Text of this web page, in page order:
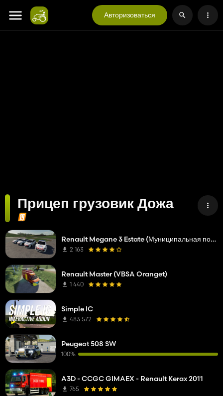
Авторизоваться
Прицеп грузовик Дожа
Renault Megane 3 Estate (Муниципальная полиция)
2 163
Renault Master (VBSA Oranget)
1 440
Simple IC
483 572
Peugeot 508 SW
100%
A3D - CCGC GIMAEX - Renault Kerax 2011
765